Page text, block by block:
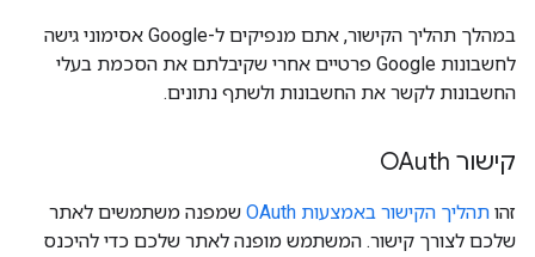
במהלך תהליך הקישור, אתם מנפיקים ל-Google אסימוני גישה
לחשבונות Google פרטיים אחרי שקיבלתם את הסכמת בעלי
החשבונות לקשר את החשבונות ולשתף נתונים.
קישור OAuth
זהו תהליך הקישור באמצעות OAuth
שמפנה משתמשים לאתר
שלכם לצורך קישור. המשתמש מופנה לאתר שלכם כדי להיכנס